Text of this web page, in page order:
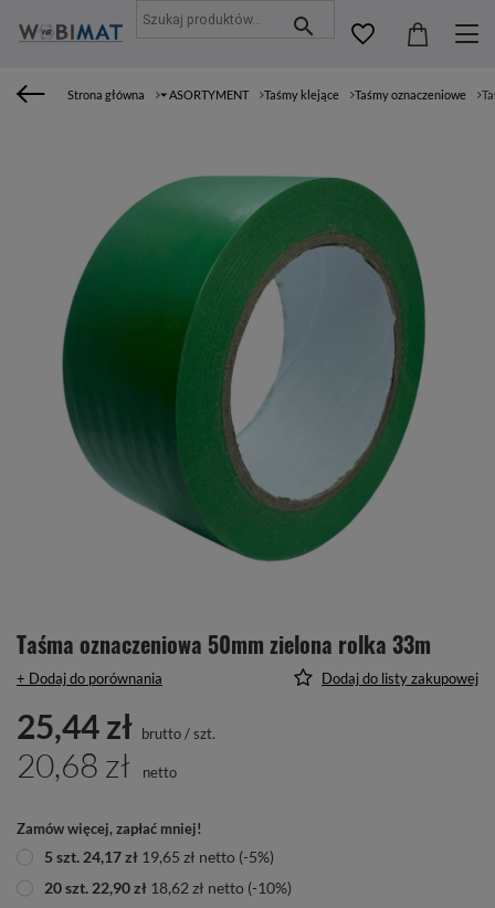
Strona główna ⏷ ASORTYMENT Taśmy klejące Taśmy oznaczeniowe
Taśma oznaczeniowa 50mm zielona rolka 33m
+ Dodaj do porównania Dodaj do listy zakupowej
25,44 zł brutto/szt.
20,68 zł netto
Zamów więcej, zapłać mniej!
5 szt. 24,17 zł 19,65 zł netto (-5%)
20szt. 22,90 zł 18,62 zł netto (-10%)